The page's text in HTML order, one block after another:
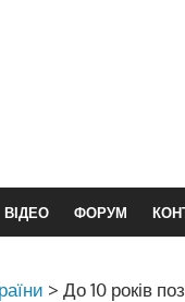
ВІДЕО ФОРУМ
> До 10 років